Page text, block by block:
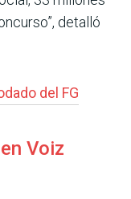
deta­lló
del FG
Voiz